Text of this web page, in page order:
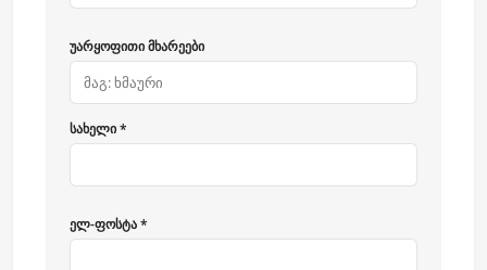
უარყოფითი მხარეები
სახელი *
ელ-ფოსტა *